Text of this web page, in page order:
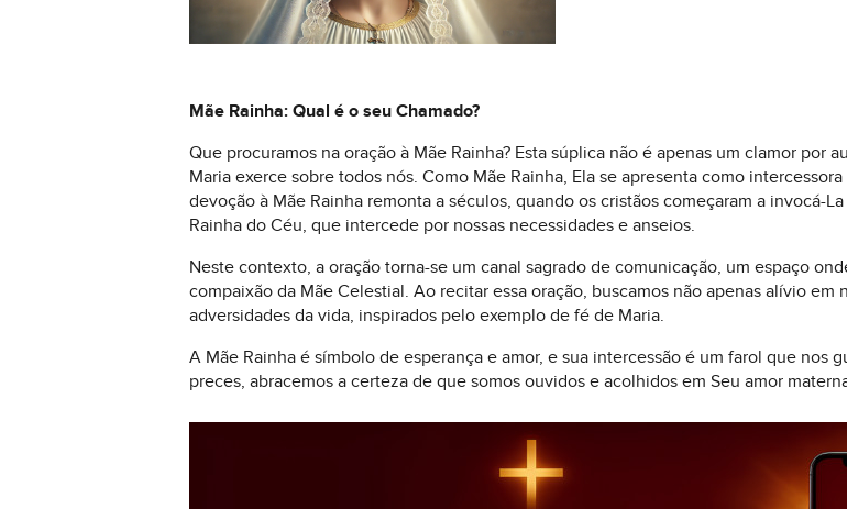
Mãe Rainha: Qual é o seu Chamado?
Que procuramos na oração à Mãe Rainha? Esta súplica não é apenas um clamor
Maria exerce sobre todos nós. Como Mãe Rainha, Ela se apresenta como
devoção à Mãe Rainha remonta a séculos, quando os cristãos começaram a invocá-
Rainha do Céu, que intercede por nossas necessidades e anseios.
Neste contexto, a oração torna-se um canal sagrado de comunicação, um espaço
compaixão da Mãe Celestial. Ao recitar essa oração, buscamos não apenas alívio em
adversidades da vida, inspirados pelo exemplo de fé de Maria.
A Mãe Rainha é símbolo de esperança e amor, e sua intercessão é um farol que nos
preces, abracemos a certeza de que somos ouvidos e acolhidos em Seu amor